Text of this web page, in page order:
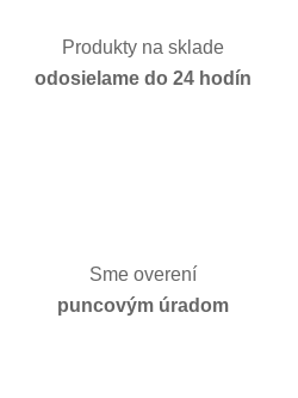
Produkty na sklade
odosielame do 24 hodín
Sme overení
puncovým úradom